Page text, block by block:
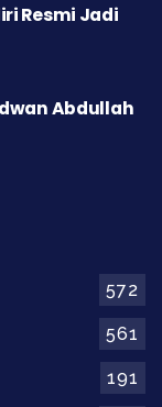
Resmi Jadi
Abdullah
572
561
191